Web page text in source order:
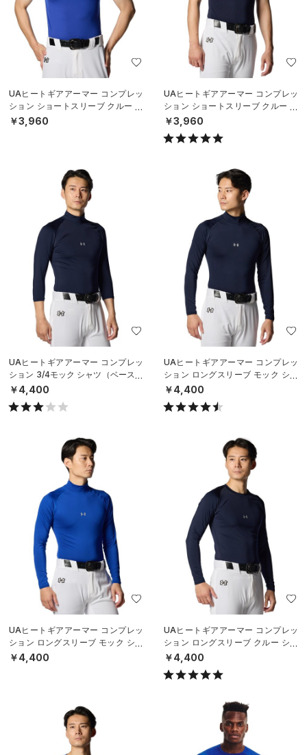
UAヒートギアアーマー コンプレッ
ション ショートスリーブ クルー シ
ャツ（ベースボール/MEN）
￥3,960
UAヒートギアアーマー コンプレッ
ション ショートスリーブ クルー シ
ャツ（ベースボール/MEN）
￥3,960
UAヒートギアアーマー コンプレッ
ション 3/4モック シャツ（ベースボ
ール/MEN）
￥4,400
UAヒートギアアーマー コンプレッ
ション ロングスリーブ モック シャ
ツ（ベースボール/MEN）
￥4,400
UAヒートギアアーマー コンプレッ
ション ロングスリーブ モック シャ
ツ（ベースボール/MEN）
￥4,400
UAヒートギアアーマー コンプレッ
ション ロングスリーブ クルー シャ
ツ（ベースボール/MEN）
￥4,400